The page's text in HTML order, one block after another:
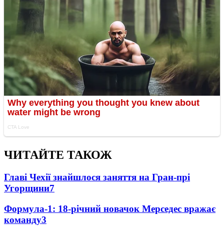
ЧИТАЙТЕ ТАКОЖ
Главі Чехії знайшлося заняття на Гран-прі
Угорщини7
Формула-1: 18-річний новачок Мерседес вражає
команду3